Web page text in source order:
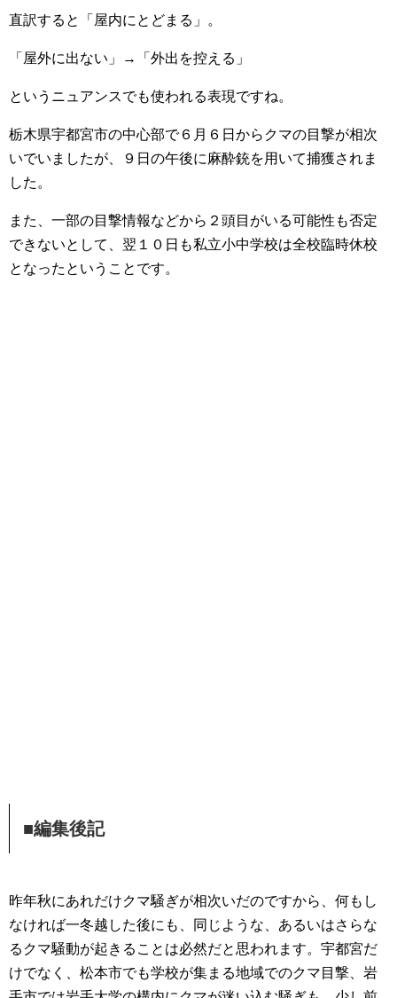
直訳すると「屋内にとどまる」。
「屋外に出ない」→「外出を控える」
というニュアンスでも使われる表現ですね。
栃木県宇都宮市の中心部で６月６日からクマの目撃が相次
いでいましたが、９日の午後に麻酔銃を用いて捕獲されま
した。
また、一部の目撃情報などから２頭目がいる可能性も否定
できないとして、翌１０日も私立小中学校は全校臨時休校
となったということです。
■編集後記
昨年秋にあれだけクマ騒ぎが相次いだのですから、何もし
なければ一冬越した後にも、同じような、あるいはさらな
るクマ騒動が起きることは必然だと思われます。宇都宮だ
けでなく、松本市でも学校が集まる地域でのクマ目撃、岩